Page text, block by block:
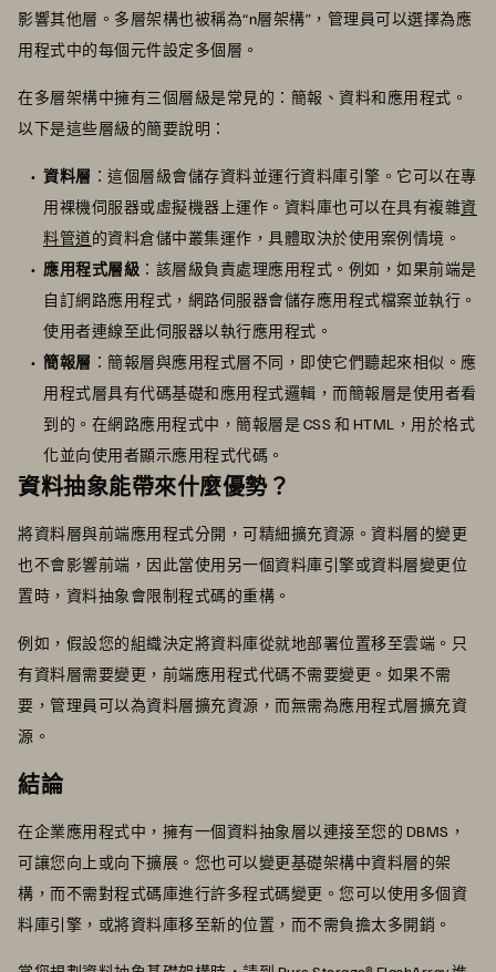
影響其他層。多層架構也被稱為“n層架構”，管理員可以選擇為應
用程式中的每個元件設定多個層。
在多層架構中擁有三個層級是常見的：簡報、資料和應用程式。
以下是這些層級的簡要說明：
資料層 ：這個層級會儲存資料並運行資料庫引擎。它可以在專
用裸機伺服器或虛擬機器上運作。資料庫也可以在具有複雜資
料管道的資料倉儲中叢集運作，具體取決於使用案例情境。
應用程式層級 ：該層級負責處理應用程式。例如，如果前端是
自訂網路應用程式，網路伺服器會儲存應用程式檔案並執行。
使用者連線至此伺服器以執行應用程式。
簡報層 ：簡報層與應用程式層不同，即使它們聽起來相似。應
用程式層具有代碼基礎和應用程式邏輯，而簡報層是使用者看
到的。在網路應用程式中，簡報層是 CSS 和 HTML，用於格式
化並向使用者顯示應用程式代碼。
資料抽象能帶來什麼優勢？
將資料層與前端應用程式分開，可精細擴充資源。資料層的變更
也不會影響前端，因此當使用另一個資料庫引擎或資料層變更位
置時，資料抽象會限制程式碼的重構。
例如，假設您的組織決定將資料庫從就地部署位置移至雲端。只
有資料層需要變更，前端應用程式代碼不需要變更。如果不需
要，管理員可以為資料層擴充資源，而無需為應用程式層擴充資
源。
結論
在企業應用程式中，擁有一個資料抽象層以連接至您的 DBMS，
可讓您向上或向下擴展。您也可以變更基礎架構中資料層的架
構，而不需對程式碼庫進行許多程式碼變更。您可以使用多個資
料庫引擎，或將資料庫移至新的位置，而不需負擔太多開銷。